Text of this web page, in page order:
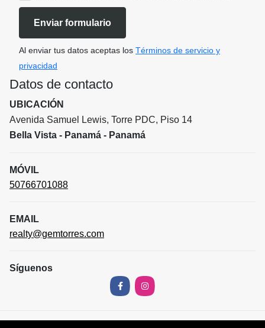
Enviar formulario
Al enviar tus datos aceptas los Términos de servicio y
privacidad
Datos de contacto
UBICACIÓN
Avenida Samuel Lewis, Torre PDC, Piso 14
Bella Vista - Panamá - Panamá
MÓVIL
50766701088
EMAIL
realty@gemtorres.com
Síguenos
FacebookInstagram